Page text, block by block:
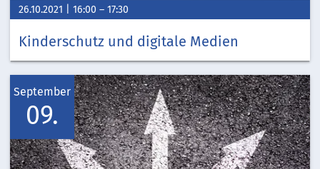
26.10.2021 16:00 – 17:30
Kinderschutz und digitale Medien